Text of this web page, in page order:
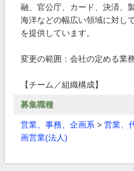
融、官公庁、カード、決済、
海洋などの幅広い領域に対し
を提供しています。
変更の範囲：会社の定める業
【チーム／組織構成】
募集職種
営業、事務、企画系 > 営業、
画営業(法人)